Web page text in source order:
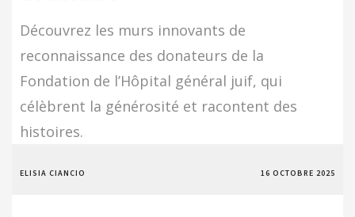
Découvrez les murs innovants de
reconnaissance des donateurs de la
Fondation de l’Hôpital général juif, qui
célèbrent la générosité et racontent des
histoires.
ELISIA CIANCIO 16 OCTOBRE 2025